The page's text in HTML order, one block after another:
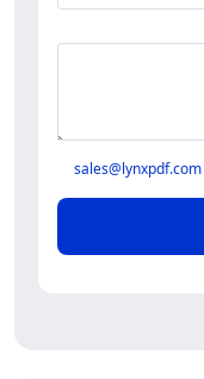
sales@lynxpdf.com